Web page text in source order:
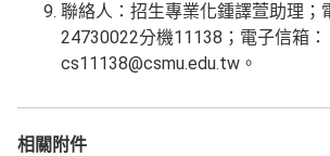
聯絡人：招生專業化鍾譯萱助理；
24730022分機11138；電子信箱：
cs11138@csmu.edu.tw。
相關附件